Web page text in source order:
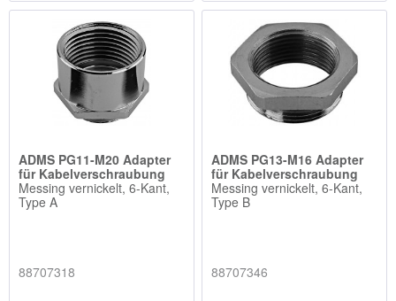
ADMS PG11-M20 Adapter
für Kabelverschraubung
Messing vernickelt, 6-Kant,
Type A
88707318
ADMS PG13-M16 Adapter
für Kabelverschraubung
Messing vernickelt, 6-Kant,
Type B
88707346